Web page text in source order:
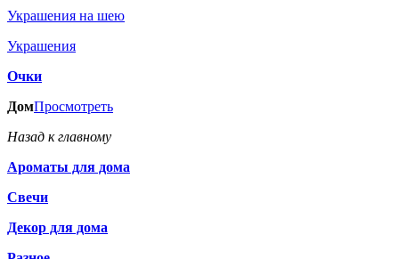
Украшения на шею
Украшения
Очки
ДомПросмотреть
Назад к главному
Ароматы для дома
Свечи
Декор для дома